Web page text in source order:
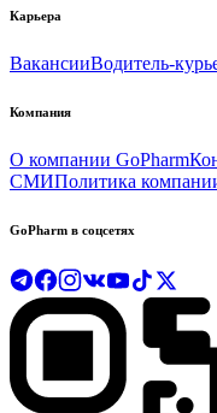
Карьера
ВакансииВодитель-
Компания
О компании GoPharm
СМИПолитика
GoPharm в соцсетях